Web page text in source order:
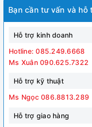
Bạn cần tư vấn và hỗ
Hỗ trợ kinh doanh
Hotline: 085.249.6668
Ms Xuân 090.625.7322
Hỗ trợ kỹ thuật
Ms Ngọc 086.8813.289
Hỗ trợ giao hàng